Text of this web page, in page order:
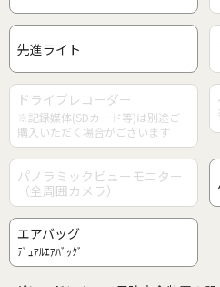
先進ライト
ドライブレコーダー
※記録媒体(SDカード等)は別途ご
購入いただく場合がございます
パノラミックビューモニター
（全周囲カメラ）
エアバッグ
ﾃﾞｭｱﾙｴｱﾊﾞｯｸﾞ